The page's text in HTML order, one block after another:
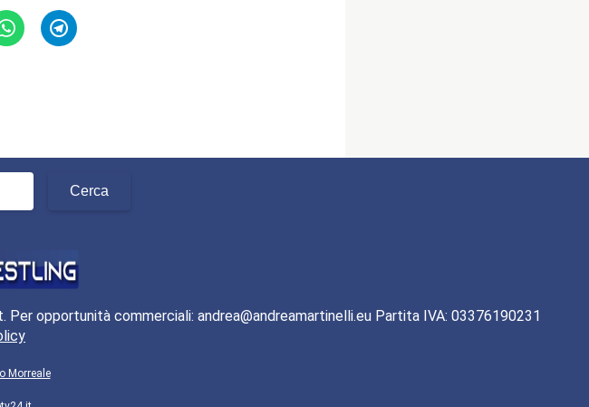
opportunità commerciali: andrea@andreamartinelli.eu Partita IVA: 03376190231
Morreale